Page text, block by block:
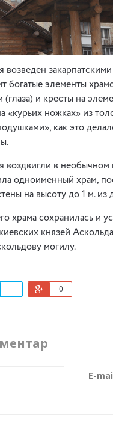
возведен
богатые элементы
(глаза) и кресты на
«курьих ножках» из
как это
воздвигли в необычном
одноименный храм,
на высоту до 1 м.
храма сохранилась и
князей
могилу.
0
E-